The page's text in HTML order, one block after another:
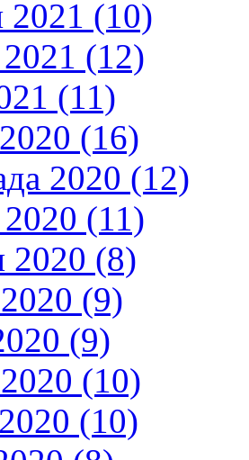
2021 (10)
(12)
(11)
(16)
2020 (12)
(11)
2020 (8)
(9)
(9)
(10)
(10)